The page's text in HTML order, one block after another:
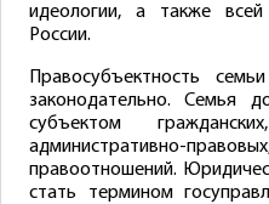
идеологии, а также всей
России.
Правосубъектность
законодательно. Семья
субъектом
административно-
правоотношений.
стать термином